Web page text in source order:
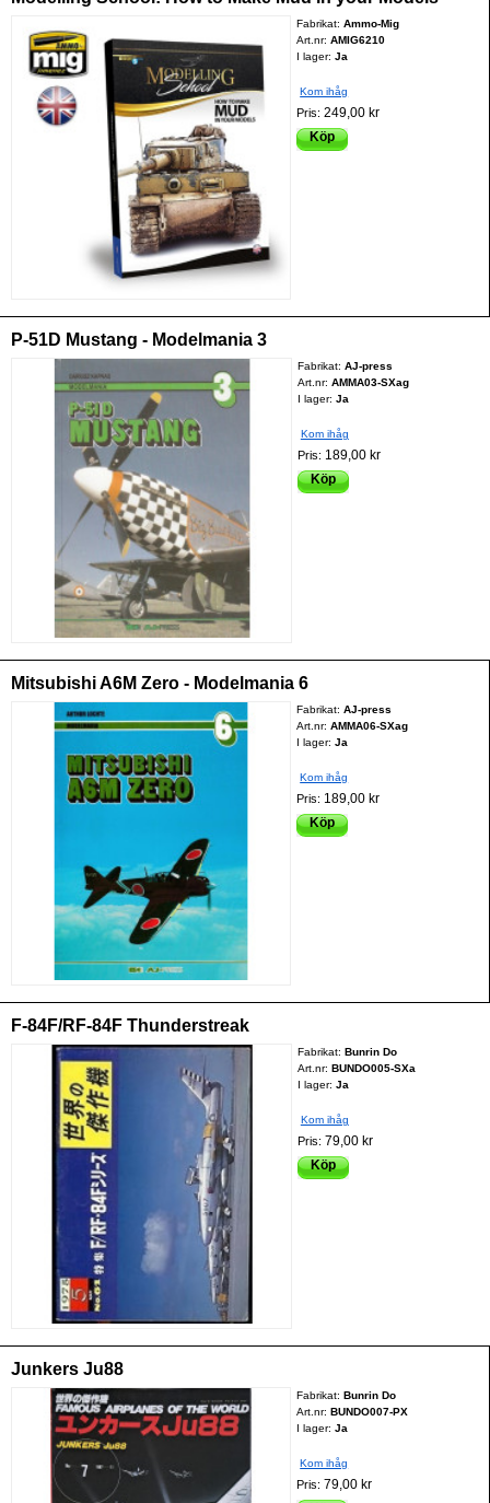
Fabrikat:Ammo-Mig
Art.nr:AMIG6210
I lager: Ja
Kom ihåg
Pris:249,00 kr
Köp
P-51D Mustang - Modelmania 3
Fabrikat: AJ-press
Art.nr: AMMA03-SXag
I lager: Ja
Kom ihåg
Pris: 189,00 kr
Köp
Mitsubishi A6M Zero - Modelmania 6
Fabrikat:AJ-press
Art.nr:AMMA06-SXag
I lager: Ja
Kom ihåg
Pris: 189,00 kr
Köp
F-84F/RF-84F Thunderstreak
Fabrikat: Bunrin Do
Art.nr: BUNDO005-SXa
I lager: Ja
Kom ihåg
Pris: 79,00 kr
Köp
Junkers Ju88
Fabrikat:Bunrin Do
Art.nr:BUNDO007-PX
I lager: Ja
Kom ihåg
Pris:79,00 kr